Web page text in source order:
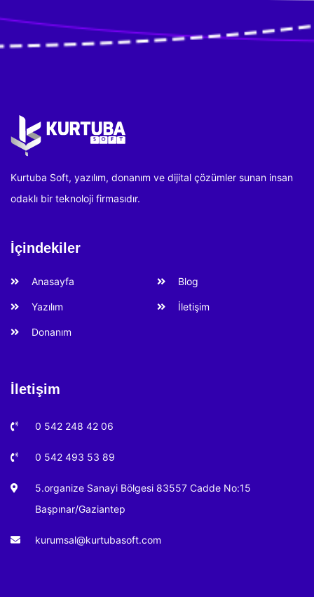
Kurtuba Soft, yazılım, donanım ve dijital çözümler sunan insan
odaklı bir teknoloji firmasıdır.
İçindekiler
Anasayfa
Yazılım
Donanım
Blog
İletişim
İletişim
0 542 248 42 06
0 542 493 53 89
5.organize Sanayi Bölgesi 83557 Cadde No:15
Başpınar/Gaziantep
kurumsal@kurtubasoft.com